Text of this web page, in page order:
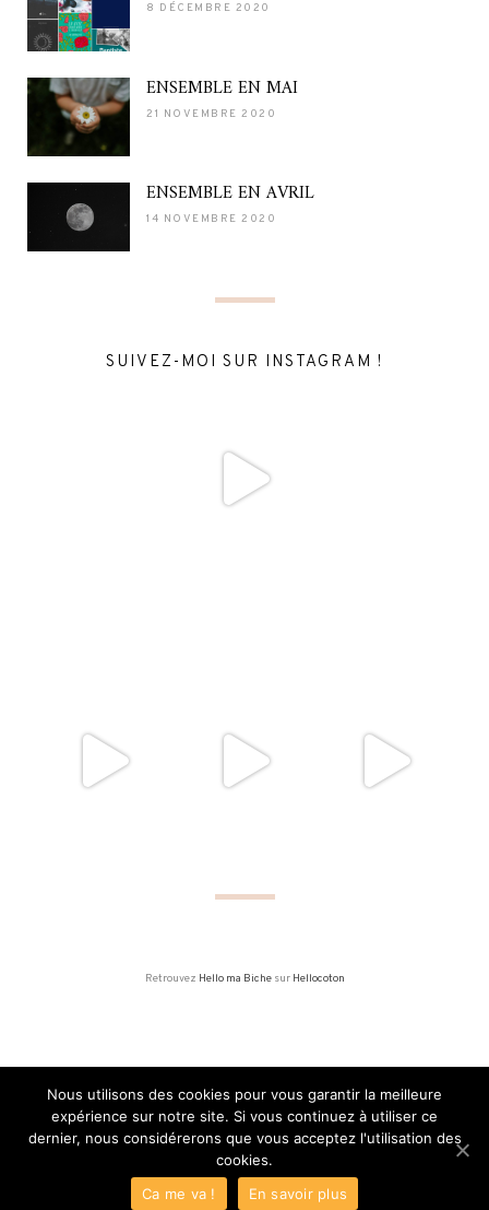
8 DÉCEMBRE 2020
ENSEMBLE EN MAI
21 NOVEMBRE 2020
ENSEMBLE EN AVRIL
14 NOVEMBRE 2020
SUIVEZ-MOI SUR INSTAGRAM !
Retrouvez Hello ma Bichesur Hellocoton
MADE WITH LOVE I 2015 - 2020
HELLOMABICHE | BLOG MAMAN, VOYAGE & LIFESTYLE
Nous utilisons des cookies pour vous garantir la meilleure
expérience sur notre site. Si vous continuez à utiliser ce
dernier, nous considérerons que vous acceptez l'utilisation des
cookies.
Ca me va !
En savoir plus